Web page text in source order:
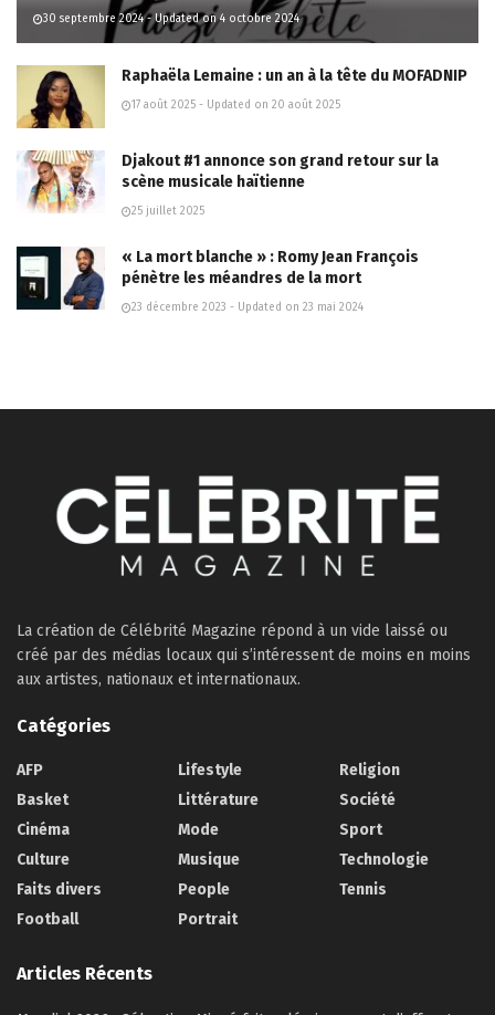
30 septembre 2024 - Updated on 4 octobre 2024
Raphaëla Lemaine : un an à la tête du MOFADNIP
17 août 2025 - Updated on 20 août 2025
Djakout #1 annonce son grand retour sur la
scène musicale haïtienne
25 juillet 2025
« La mort blanche » : Romy Jean François
pénètre les méandres de la mort
23 décembre 2023 - Updated on 23 mai 2024
La création de Célébrité Magazine répond à un vide laissé ou
créé par des médias locaux qui s’intéressent de moins en moins
aux artistes, nationaux et internationaux.
Catégories
AFP
Basket
Cinéma
Culture
Faits divers
Football
Lifestyle
Littérature
Mode
Musique
People
Portrait
Religion
Société
Sport
Technologie
Tennis
Articles Récents